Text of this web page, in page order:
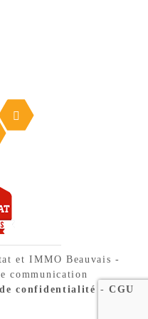
et IMMO Beauvais -
communication
confidentialité - CGU